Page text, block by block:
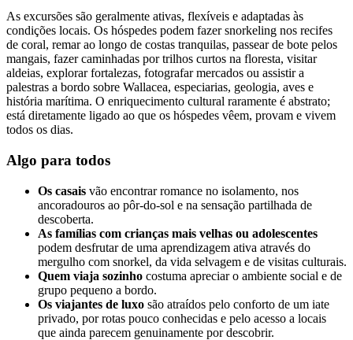
As excursões são geralmente ativas, flexíveis e adaptadas às
condições locais. Os hóspedes podem fazer snorkeling nos recifes
de coral, remar ao longo de costas tranquilas, passear de bote pelos
mangais, fazer caminhadas por trilhos curtos na floresta, visitar
aldeias, explorar fortalezas, fotografar mercados ou assistir a
palestras a bordo sobre Wallacea, especiarias, geologia, aves e
história marítima. O enriquecimento cultural raramente é abstrato;
está diretamente ligado ao que os hóspedes vêem, provam e vivem
todos os dias.
Algo para todos
Os casais vão encontrar romance no isolamento, nos
ancoradouros ao pôr-do-sol e na sensação partilhada de
descoberta.
As famílias com crianças mais velhas ou adolescentes
podem desfrutar de uma aprendizagem ativa através do
mergulho com snorkel, da vida selvagem e de visitas culturais.
Quem viaja sozinho costuma apreciar o ambiente social e de
grupo pequeno a bordo.
Os viajantes de luxo são atraídos pelo conforto de um iate
privado, por rotas pouco conhecidas e pelo acesso a locais
que ainda parecem genuinamente por descobrir.